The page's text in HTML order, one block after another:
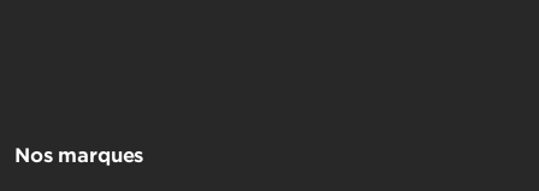
Nos marques